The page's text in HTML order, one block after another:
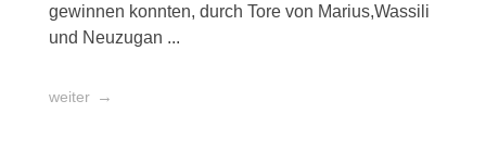
gewinnen konnten, durch Tore von Marius,Wassili
und Neuzugan ...
weiter